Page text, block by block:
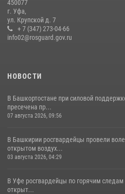
16 июля 2026, 04:30
Росгвардейцы Башкортостана
выступили на празднике в честь Дня ВДВ
450077
г. Уфа,
ул. Крупской д. 7
+ 7 (347) 273-04-66
info02@rosguard.gov.ru
НОВОСТИ
В Башкортостане при силовой
пресечена пр...
07 августа 2026, 09:56
В Башкирии росгвардейцы провели
открытом воздух...
03 августа 2026, 04:29
В Уфе росгвардейцы по горячим
открыт...